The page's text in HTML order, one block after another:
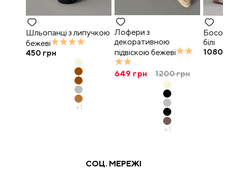
Шльопанці з липучкою
бежеві
450 грн
+1
Лофери з
декоративною
підвіскою бежеві
649 грн 1200грн
+1
білі
1080
СОЦ. МЕРЕЖІ